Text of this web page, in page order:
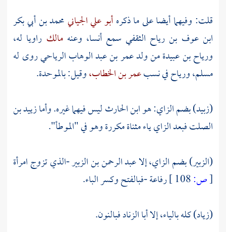
قلت: وفيهما أيضا على ما ذكرهأبو علي الجيانيمحمد بن أبي بكر
ابن عوف بن رياح الثقفي سمع أنسا، وعنهمالك راويا له،
ورياح بن عبيدةمن ولد عمر بن عبد الوهاب الرياحي روى له
مسلم، ورياح في نسبعمر بن الخطاب،وقيل: بالموحدة.
(زبيد) بضم الزاي: هو ابن الحارثليس فيهما غيره. وأمازييد بن
الصلتفبعد الزاي ياء مثناة مكررة وهو في "الموطأ".
(الزبير) بضم الزاي، إلاعبد الرحمن بن الزبير-الذي تزوج امرأة
[ص: رفاعة-فبالفتح وكسر الباء.
(زياد) كله بالياء، إلاأبا الزنادفبالنون.